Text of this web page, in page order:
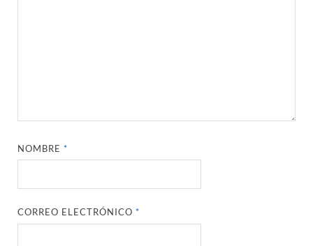
NOMBRE*
CORREO ELECTRÓNICO*